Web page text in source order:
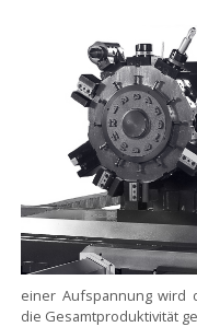
einer Aufspannung wird
die Gesamtproduktivität